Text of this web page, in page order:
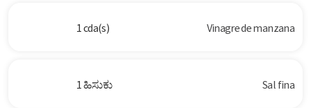
1 cda(s) Vinagre de manzana
1 ಹಿಸುಕು Sal fina